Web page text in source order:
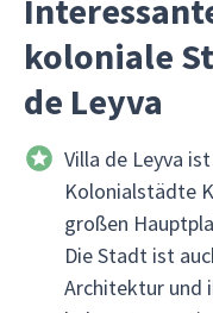
koloniale
de Leyva
Villa de Leyva
Kolonialstädte
großen
Die Stadt ist
Architektur und